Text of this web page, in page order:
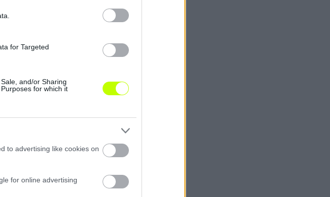
for Targeted
and/or Sharing
for which it
to advertising like cookies on
for online advertising